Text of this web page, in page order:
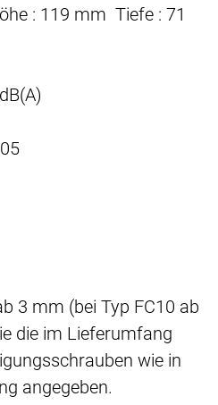
: 119 mm Tiefe : 71
3 mm (bei Typ FC10 ab
die im Lieferumfang
wie in
angegeben.